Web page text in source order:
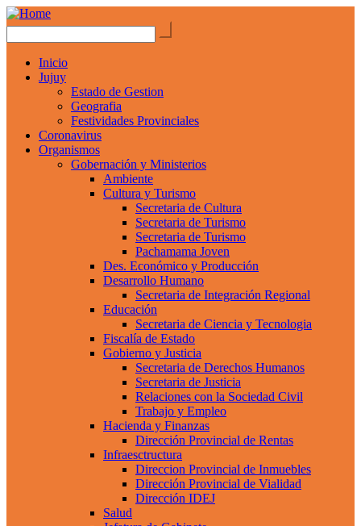
Inicio
Jujuy
Estado de Gestion
Geografia
Festividades Provinciales
Coronavirus
Organismos
Gobernación y Ministerios
Ambiente
Cultura y Turismo
Secretaria de Cultura
Secretaria de Turismo
Secretaria de Turismo
Pachamama Joven
Des. Económico y Producción
Desarrollo Humano
Secretaria de Integración Regional
Educación
Secretaria de Ciencia y Tecnologia
Fiscalía de Estado
Gobierno y Justicia
Secretaria de Derechos Humanos
Secretaria de Justicia
Relaciones con la Sociedad Civil
Trabajo y Empleo
Hacienda y Finanzas
Dirección Provincial de Rentas
Infraesctructura
Direccion Provincial de Inmuebles
Dirección Provincial de Vialidad
Dirección IDEJ
Salud